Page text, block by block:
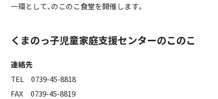
一環として、のこのこ食堂を開催します。
くまのっ子児童家庭支援センターのこのこ
連絡先
TEL 0739-45-8818
FAX 0739-45-8819